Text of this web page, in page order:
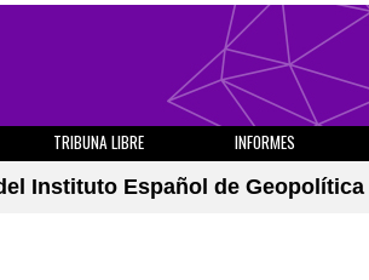
TRIBUNA LIBRE INFORMES
Instituto Español de Geopolítica